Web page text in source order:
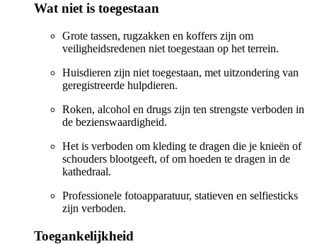
Wat niet is toegestaan
Grote tassen, rugzakken en koffers zijn om
veiligheidsredenen niet toegestaan op het terrein.
Huisdieren zijn niet toegestaan, met uitzondering van
geregistreerde hulpdieren.
Roken, alcohol en drugs zijn ten strengste verboden in
de bezienswaardigheid.
Het is verboden om kleding te dragen die je knieën of
schouders blootgeeft, of om hoeden te dragen in de
kathedraal.
Professionele fotoapparatuur, statieven en selfiesticks
zijn verboden.
Toegankelijkheid